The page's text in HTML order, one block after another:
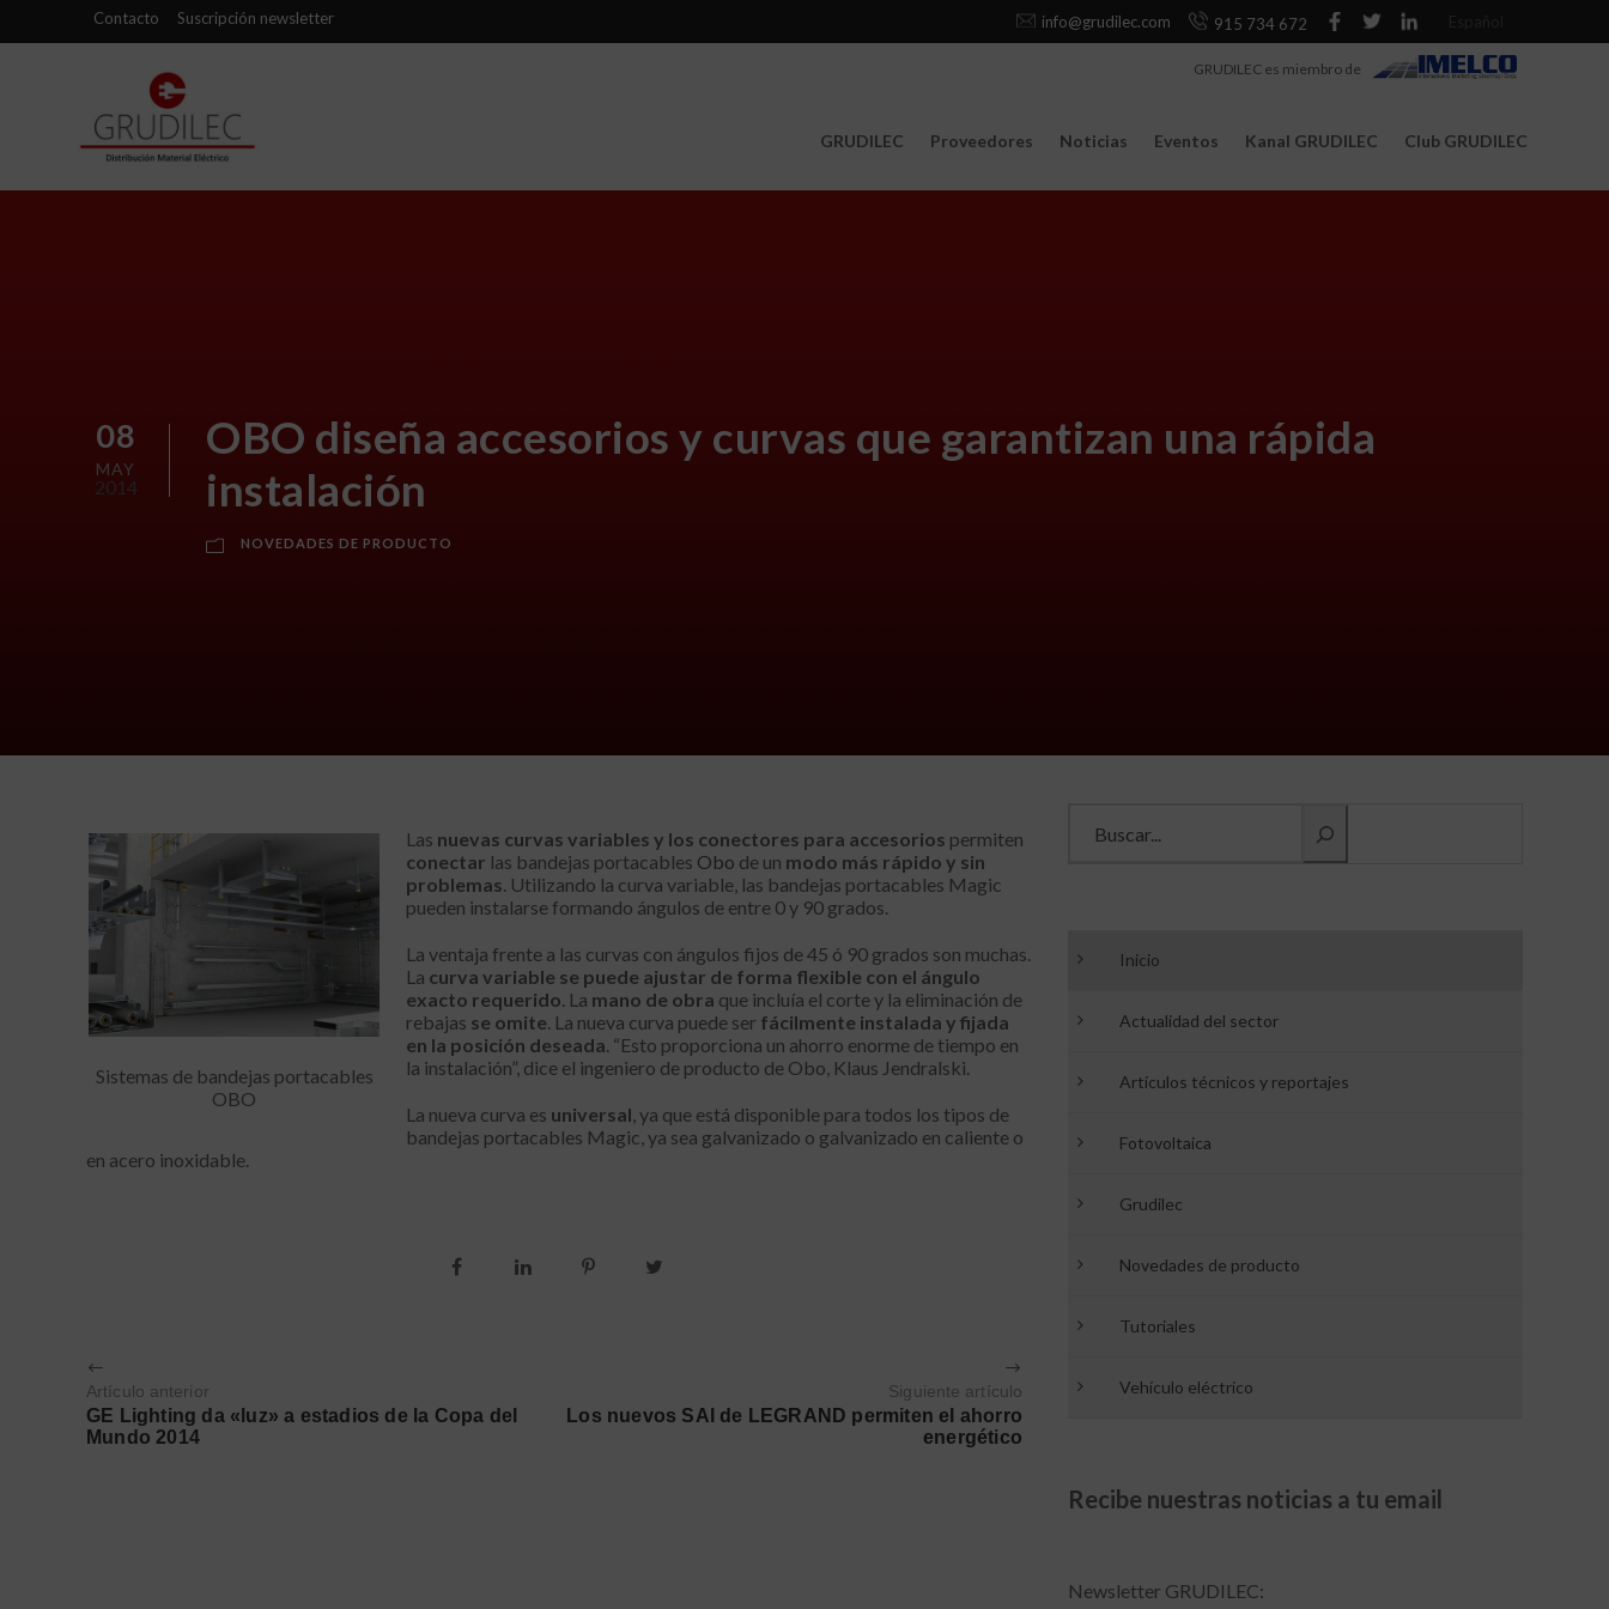
Contacto Suscripción newsletter info@grudilec.com 915 734 672
GRUDILEC Proveedores Noticias Eventos Kanal GRUDILEC Club GRUDILEC
GRUDILEC es miembro de
08
MAY
2014
OBO diseña accesorios y curvas que garantizan una rápida
instalación
NOVEDADES DE PRODUCTO
Sistemas de bandejas portacables
OBO
Las nuevas curvas variables y los conectores para accesorios permiten
conectar las bandejas portacables Obo de un modo más rápido y sin
problemas. Utilizando la curva variable, las bandejas portacables Magic
pueden instalarse formando ángulos de entre 0 y 90 grados.
La ventaja frente a las curvas con ángulos fijos de 45 ó 90 grados son muchas.
La curva variable se puede ajustar de forma flexible con el ángulo
exacto requerido. La mano de obra que incluía el corte y la eliminación de
rebajas se omite. La nueva curva puede ser fácilmente instalada y fijada
en la posición deseada. “Esto proporciona un ahorro enorme de tiempo en
la instalación”, dice el ingeniero de producto de Obo, Klaus Jendralski.
La nueva curva es universal, ya que está disponible para todos los tipos de
bandejas portacables Magic, ya sea galvanizado o galvanizado en caliente o
en acero inoxidable.
Artículo anterior
GE Lighting da «luz» a estadios de la Copa del
Mundo 2014
Siguiente artículo
Los nuevos SAI de LEGRAND permiten el ahorro
energético
Inicio
Actualidad del sector
Artículos técnicos y reportajes
Fotovoltaica
Grudilec
Novedades de producto
Tutoriales
Vehículo eléctrico
Recibe nuestras noticias a tu email
Newsletter GRUDILEC: